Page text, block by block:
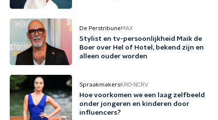
De PerstribuneMAX
Stylist en tv-persoonlijkheid Maik de
Boer over Hel of Hotel, bekend zijn en
alleen ouder worden
SpraakmakersKRO-NCRV
Hoe voorkomen we een laag zelfbeeld
onder jongeren en kinderen door
influencers?